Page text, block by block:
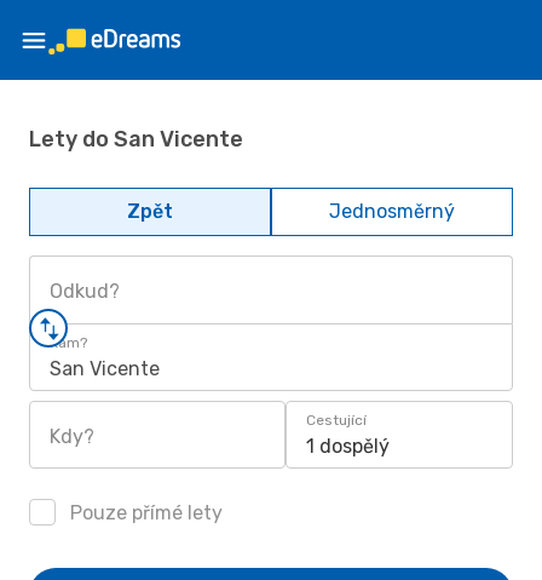
Lety do San Vicente
Zpět Jednosměrný
Odkud?
Kam?
San Vicente
Kdy?
Cestující
1 dospělý
Pouze přímé lety